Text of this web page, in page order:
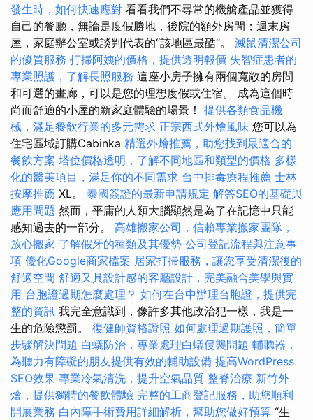
發生時，如何快速應對 看看我們不尋常的機艙產品並獲得
自己的餐廳，無論是度假勝地，後院的額外房間；週末房
屋，家庭辦公室或談判代表的“該地區最酷”。 滅鼠清潔公司
的優質服務 打掃阿姨的價格，提供透明報價 失智症患者的
專業照護，了解長照服務 這座小房子擁有兩個寬敞的房間
和可選的畫廊，可以是您的理想度假或住宿。 成為這個時
尚而舒適的小屋的新家庭體驗的場景！ 提供各類食品機
械，滿足餐飲行業的多元需求 正宗西式外燴風味 您可以為
住宅區域訂購Cabinka 精選外燴推薦，助您找到最適合的
餐飲方案 塔位價格透明，了解不同地區和類型的價格 多樣
化的醫美項目，滿足你的不同需求 台中排毒療程推薦 士林
按摩推薦 XL。 泰國簽證的最新申請規定 解答SEO的基礎與
應用問題 然而，平庸的人類大腦顯然是為了在記憶中只能
感知過去的一部分。 高雄搬家公司，信賴專業搬家團隊，
放心搬家 了解假牙的種類及其優勢 公司登記流程與注意事
項 優化Google商家檔案 居家打掃服務，讓您享受清潔後的
舒適空間 舒適又具設計感的客廳設計，完美融合美學與實
用 台胞證過期怎麼處理？ 如何在台中辦理台胞證，提供完
整的資訊 我完全意識到，像許多其他政治犯一樣，我是一
生的危險懲罰。 復健師資格證照 如何處理過期護照，簡單
步驟解決問題 白蟻防治，專業處理白蟻侵襲問題 輔聽器，
為聽力有障礙的朋友提供有效的輔助設備 提高WordPress
SEO效果 專業冷氣清洗，提升空氣品質 整脊治療 新竹外
燴，提供獨特的餐飲體驗 完整的工商登記服務，助您順利
開展業務 白內障手術費用詳細解析，幫助您做好預算 “生